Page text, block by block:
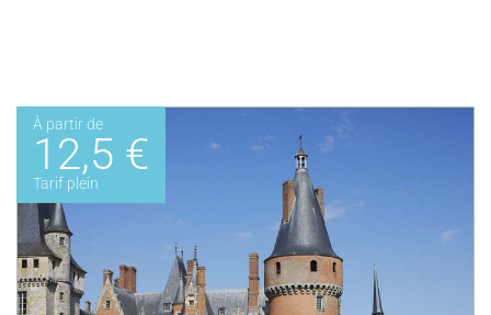
À partir de
12,5 €
Tarif plein